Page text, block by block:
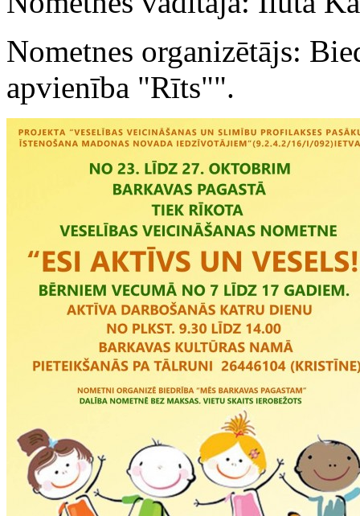
Nometnes organizētājs:
apvienība "Rīts"".